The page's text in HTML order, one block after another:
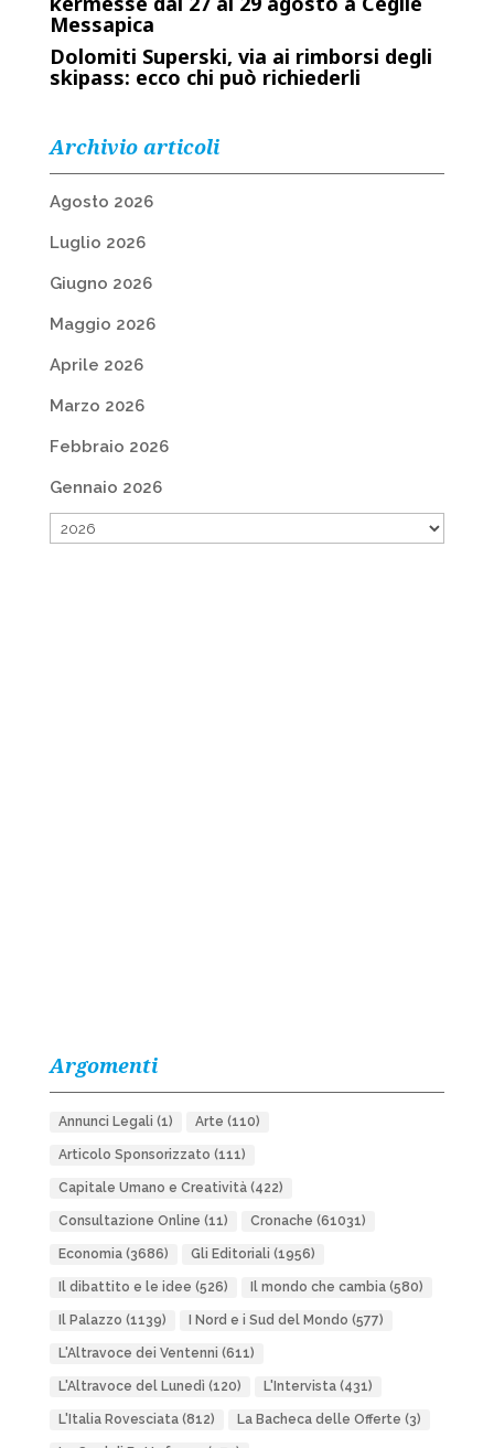
Messapica
Dolomiti Superski, via ai rimborsi degli
skipass: ecco chi può richiederli
Archivio articoli
Agosto 2026
Luglio 2026
Giugno 2026
Maggio 2026
Aprile 2026
Marzo 2026
Febbraio 2026
Gennaio 2026
Argomenti
Annunci Legali (1) Arte (110)
Articolo Sponsorizzato (111)
Capitale Umano e Creatività(422)
Consultazione Online (11) Cronache (61031)
Economia(3686) Gli Editoriali (1956)
Il dibattito e le idee (526) Il mondo che cambia(580)
Il Palazzo (1139) I Nord e i Sud del Mondo (577)
L'Altravoce dei Ventenni (611)
L'Altravoce del Lunedì (120) L'Intervista(431)
L'Italia Rovesciata(812) La Bacheca delle Offerte (3)